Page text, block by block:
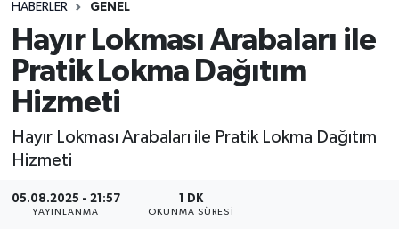
HABERLER GENEL
Hayır Lokması Arabaları ile
Pratik Lokma Dağıtım
Hizmeti
Hayır Lokması Arabaları ile Pratik Lokma Dağıtım
Hizmeti
05.08.2025 - 21:57
YAYINLANMA
1 DK
OKUNMA SÜRESI
EKONOMİ
SPOR
SAĞLIK
EĞİTİM
KÜLTÜR SANAT
Süper Lig Puan Durumu ve Fikstür
Tüm Manşetler
Son Dakika Haberleri
Haber Arşivi